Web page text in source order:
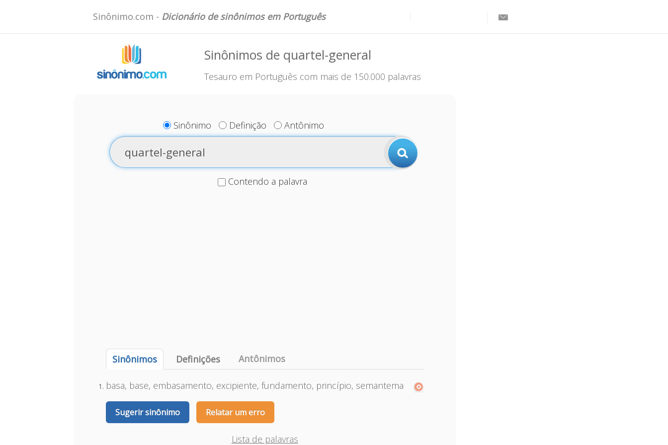
Sinônimo.com - Dicionário de sinônimos em Português
Sinônimos de quartel-general
Tesauro em Português com mais de 150.000 palavras
Sinônimo Definição Antônimo
Contendo a palavra
Sinônimos Definições Antônimos
basa, base, embasamento, excipiente, fundamento, princípio, semantema
Sugerir sinônimo Relatar um erro
Lista de palavras